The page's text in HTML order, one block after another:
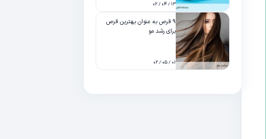
۱۳ / ۰۴ / ۰۲
۹ قرص به عنوان بهترین قرص
برای رشد مو
۰۱ / ۰۵ / ۰۲